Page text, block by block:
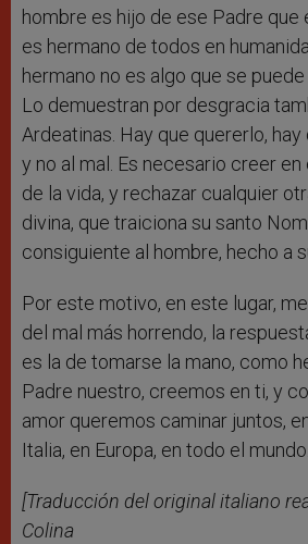
hombre es hijo de ese Padre que
es hermano de todos en
hermano no es algo que se
Lo demuestran por desgracia
Ardeatinas. Hay que quererlo,
y no al mal. Es necesario creer
de la vida, y rechazar cualquier
divina, que traiciona su santo
consiguiente al hombre, hecho a
Por este motivo, en este lugar,
del mal más horrendo, la
es la de tomarse la mano, como
Padre nuestro, creemos en ti, y
amor queremos caminar juntos,
Italia, en Europa, en todo el
[Traducción del original italiano
Colina